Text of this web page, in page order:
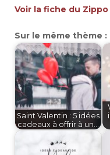
Voir la fiche du
Sur le même thème :
Saint Valentin : 5 idées
cadeaux à offrir à un…